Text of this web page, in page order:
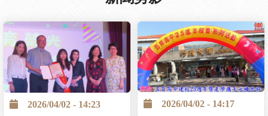
2026/04/02 - 14:23 2026/04/02 - 14:17